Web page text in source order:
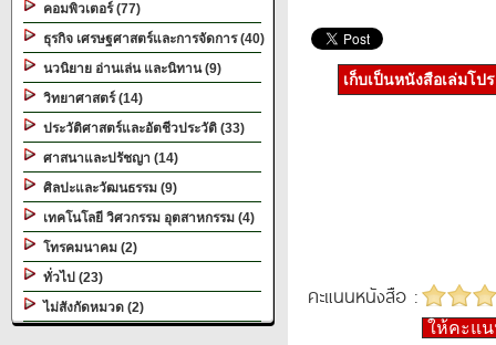
คอมพิวเตอร์ (77)
ธุรกิจ เศรษฐศาสตร์และการจัดการ (40)
นวนิยาย อ่านเล่น และนิทาน (9)
วิทยาศาสตร์ (14)
ประวัติศาสตร์และอัตชีวประวัติ (33)
ศาสนาและปรัชญา (14)
ศิลปะและวัฒนธรรม (9)
เทคโนโลยี วิศวกรรม อุตสาหกรรม (4)
โทรคมนาคม (2)
ทั่วไป (23)
ไม่สังกัดหมวด (2)
เก็บเป็นหนังสือเล่มโป
คะแนนหนังสือ :
ให้คะแ